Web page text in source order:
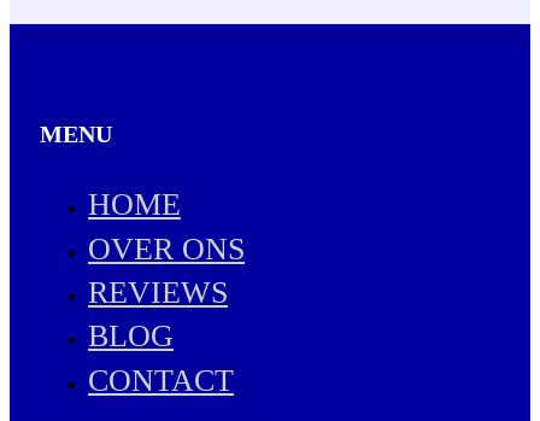
MENU
HOME
OVER ONS
REVIEWS
BLOG
CONTACT